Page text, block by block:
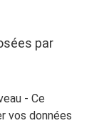
par
- Ce
vos données